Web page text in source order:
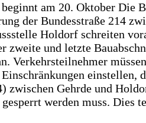
am 20. Oktober Die
der Bundesstraße 214
Holdorf schreiten
zweite und letzte
Verkehrsteilnehmer
einstellen,
zwischen Gehrde und
werden muss. Dies